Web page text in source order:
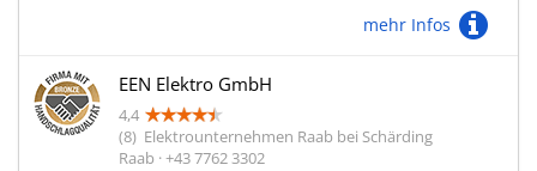
mehr Infos
EEN Elektro GmbH
4,4
(8) Elektrounternehmen Raab bei Schärding
Raab · +43 7762 3302